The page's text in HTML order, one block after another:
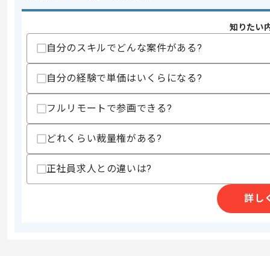
スキル
・チームリード
-OSとDBバージョンアップとテスト経
・基盤メンバー
-OSとDBバージョンアップとテスト経
-AWSでのサーバ構築と運用保守経験
・移行メンバー
-Intra-mart問わず、データ移行経験
歓迎スキル
・共通
-Intra-mart導入と運用保守経験
知りたい
自分のスキルでどんな案件がある?
自分の経験で単価はいくらになる?
フルリモートで参画できる?
どれくらい裁量権がある?
正社員求人との違いは?
詳し